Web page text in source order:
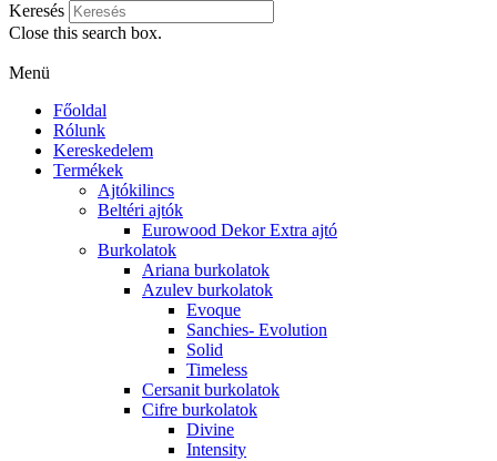
Keresés
Close this search box.
Menü
Főoldal
Rólunk
Kereskedelem
Termékek
Ajtókilincs
Beltéri ajtók
Eurowood Dekor Extra ajtó
Burkolatok
Ariana burkolatok
Azulev burkolatok
Evoque
Sanchies- Evolution
Solid
Timeless
Cersanit burkolatok
Cifre burkolatok
Divine
Intensity